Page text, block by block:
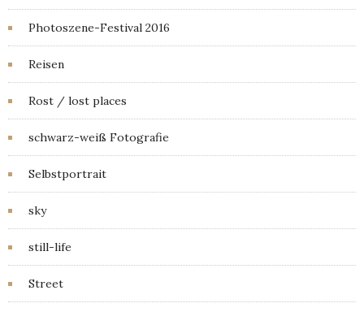
Photoszene-Festival 2016
Reisen
Rost / lost places
schwarz-weiß Fotografie
Selbstportrait
sky
still-life
Street